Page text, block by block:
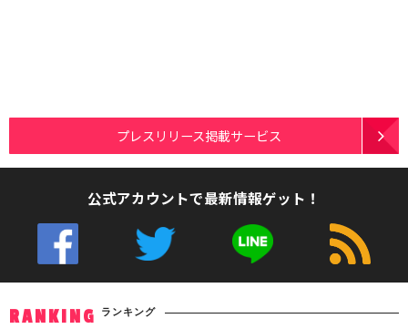
プレスリリース掲載サービス
公式アカウントで最新情報ゲット！
RANKING ランキング